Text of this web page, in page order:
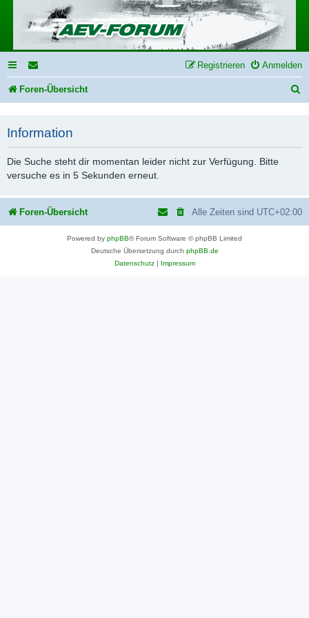
Anmelden
Registrieren
Foren-Übersicht
h
Information
Die Suche steht dir momentan leider nicht zur Verfügung. Bitte
versuche es in 5 Sekunden erneut.
Foren-Übersicht Alle Zeiten sind UTC+02:00
Powered by phpBB® Forum Software © phpBB Limited
Deutsche Übersetzung durch phpBB.de
Datenschutz| Impressum